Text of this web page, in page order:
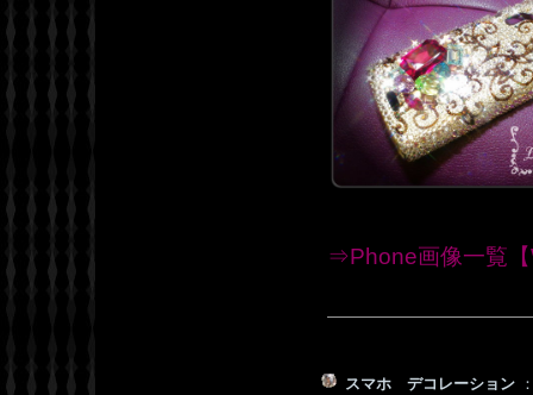
⇒Phone画像一覧
スマホ デコレーション